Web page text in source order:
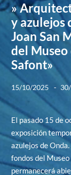
»
y azulejos
Joan San
del
Safont»
15/10/2025 -
El pasado 15 de
exposición
azulejos de
fondos del
permanecerá